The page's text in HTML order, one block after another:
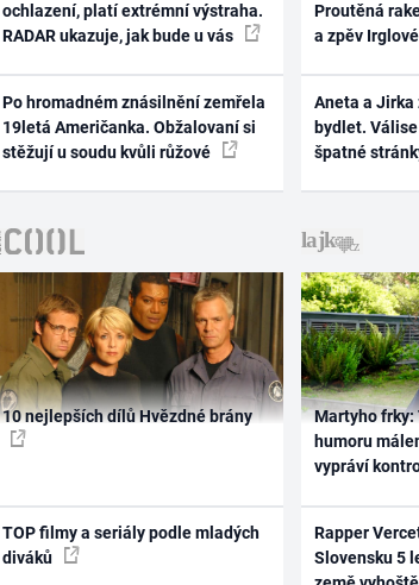
ochlazení, platí extrémní výstraha.
RADAR ukazuje, jak bude u vás
Po hromadném znásilnění zemřela
19letá Američanka. Obžalovaní si
stěžují u soudu kvůli růžové
Proutěná
a zpěv
Aneta a Jirka
bydlet.
špatné
10 nejlepších dílů Hvězdné brány
TOP filmy a seriály podle mladých
diváků
Martyho frky:
humoru
vypráví
Rapper
Slovensku 5